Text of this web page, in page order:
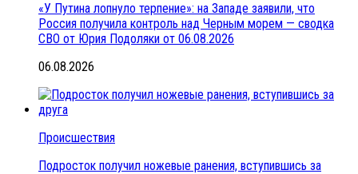
«У Путина лопнуло терпение»: на Западе заявили, что
Россия получила контроль над Черным морем — сводка
СВО от Юрия Подоляки от 06.08.2026
06.08.2026
Происшествия
Подросток получил ножевые ранения, вступившись за